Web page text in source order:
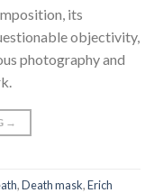
its
objectivity,
photography and
→
,Death mask,Erich